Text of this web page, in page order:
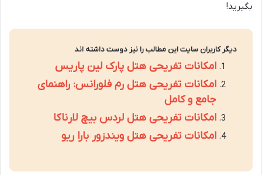
بگیرید!
دیگر کاربران سایت این مطالب را نیز دوست داشته اند
امکانات تفریحی هتل پارک لین پاریس
امکانات تفریحی هتل رم فلورانس: راهنمای
جامع و کامل
امکانات تفریحی هتل لردس بیچ لارناکا
امکانات تفریحی هتل ویندزور بارا ریو